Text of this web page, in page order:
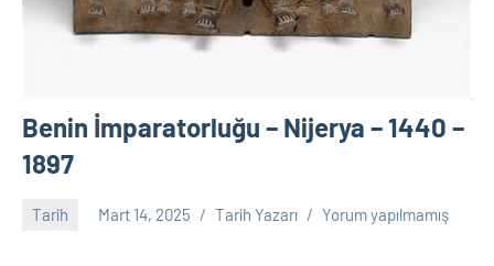
Benin İmparatorluğu – Nijerya – 1440 –
1897
Tarih Mart 14, 2025 Tarih Yazarı Yorum yapılmamış